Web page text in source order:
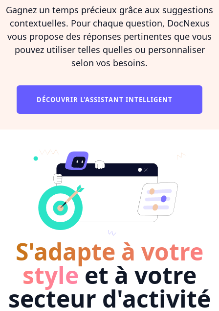
Gagnez un temps précieux grâce aux suggestions
contextuelles. Pour chaque question, DocNexus
vous propose des réponses pertinentes que vous
pouvez utiliser telles quelles ou personnaliser
selon vos besoins.
DÉCOUVRIR L'ASSISTANT INTELLIGENT
S'adapte à votre
styleet à votre
secteur d'activité